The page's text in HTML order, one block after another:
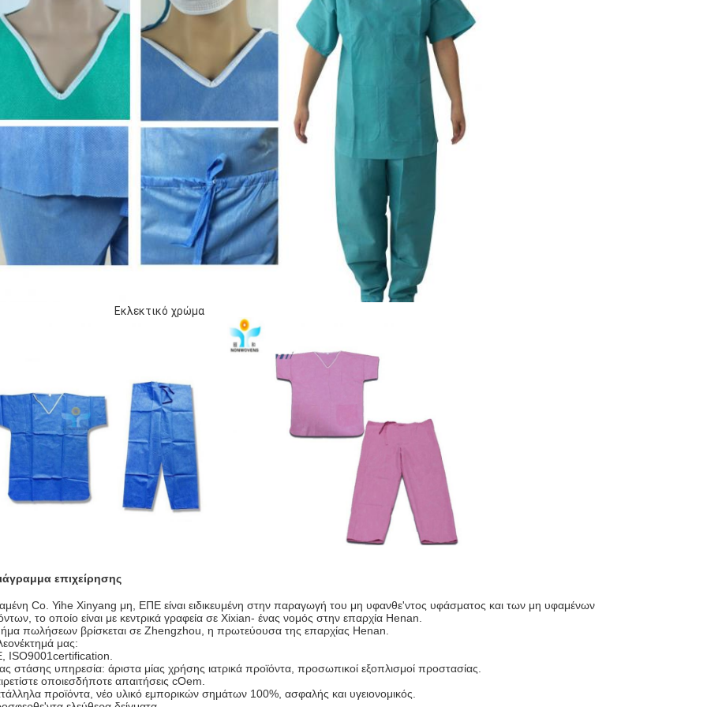
χρώμα
επιχείρησης
Co. Yihe Xinyang μη, ΕΠΕ είναι ειδικευμένη στην παραγωγή του μη υφανθε'ντος υφάσματος και των μη υφαμένων
το οποίο είναι με κεντρικά γραφεία σε Xixian- ένας νομός στην επαρχία Henan.
πωλήσεων βρίσκεται σε Zhengzhou, η πρωτεύουσα της επαρχίας Henan.
μας:
ISO9001certification.
στάσης υπηρεσία: άριστα μίας χρήσης ιατρικά προϊόντα, προσωπικοί εξοπλισμοί προστασίας.
οποιεσδήποτε απαιτήσεις cOem.
προϊόντα, νέο υλικό εμπορικών σημάτων 100%, ασφαλής και υγειονομικός.